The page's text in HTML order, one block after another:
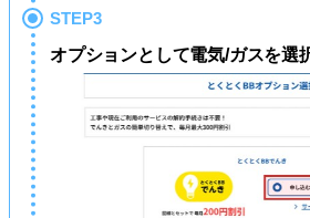
STEP3
オプションとして電気/ガスを選